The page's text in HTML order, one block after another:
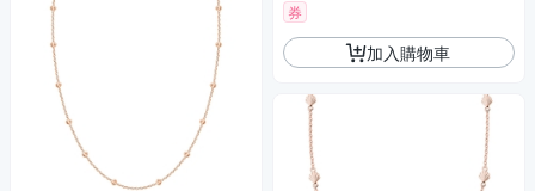
券
加入購物車